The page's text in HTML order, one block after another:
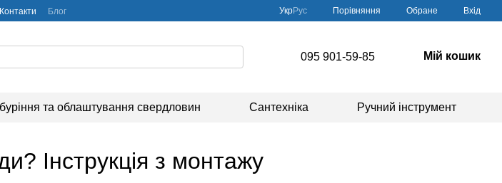
Контакти Блог УкрРус Порівняння Обране Вхід
095 901-59-85 Мій кошик
та облаштування свердловин Сантехніка Ручний інструмент
Інструкція з монтажу